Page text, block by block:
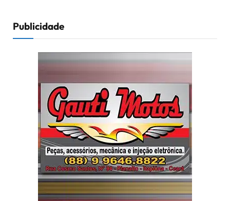
Publicidade